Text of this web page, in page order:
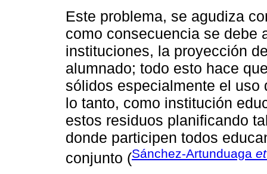
Este problema, se agudiza
como consecuencia se debe
instituciones, la proyección
alumnado; todo esto hace
sólidos especialmente el uso
lo tanto, como institución
estos residuos planificando
donde participen todos
conjunto (Sánchez-Artunduaga